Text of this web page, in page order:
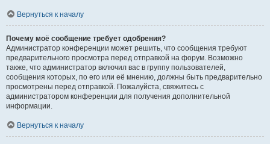
Вернуться к началу
Почему моё сообщение требует одобрения?
Администратор конференции может решить, что сообщения требуют
предварительного просмотра перед отправкой на форум. Возможно
также, что администратор включил вас в группу пользователей,
сообщения которых, по его или её мнению, должны быть предварительно
просмотрены перед отправкой. Пожалуйста, свяжитесь с
администратором конференции для получения дополнительной
информации.
Вернуться к началу